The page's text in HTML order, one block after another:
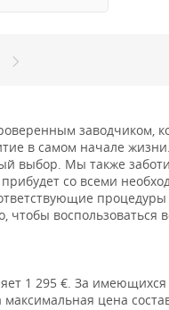
заводчиком,
в самом начале
выбор. Мы также
со всеми
чтобы
1 295 €. За
цена